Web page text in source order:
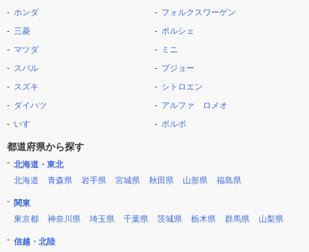
ホンダ
三菱
マツダ
スバル
スズキ
ダイハツ
いすゞ
フォルクスワーゲン
ポルシェ
ミニ
プジョー
シトロエン
アルファ ロメオ
ボルボ
都道府県から探す
北海道・東北
北海道
青森県 岩手県 宮城県 秋田県 山形県 福島県
関東
東京都
神奈川県 埼玉県 千葉県 茨城県 栃木県 群馬県 山梨県
信越・北陸